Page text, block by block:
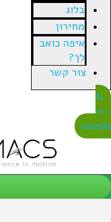
בלוג
מחירון
איפה כואב
לך?
צור קשר